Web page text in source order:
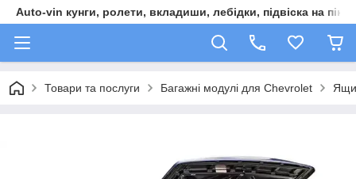
Auto-vin кунги, ролети, вкладиши, лебідки, підвіска на пікап
Товари та послуги Багажні модулі для Chevrolet